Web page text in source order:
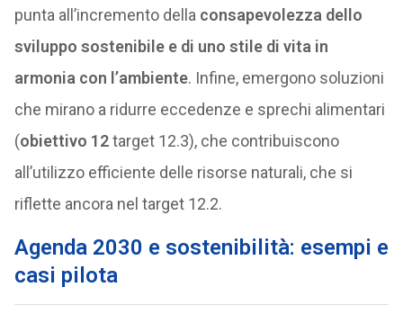
punta all’incremento della consapevolezza dello
sviluppo sostenibile e di uno stile di vita in
armonia con l’ambiente. Infine, emergono soluzioni
che mirano a ridurre eccedenze e sprechi alimentari
(obiettivo 12target 12.3), che contribuiscono
all’utilizzo efficiente delle risorse naturali, che si
riflette ancora nel target 12.2.
Agenda 2030 e sostenibilità: esempi e
casi pilota